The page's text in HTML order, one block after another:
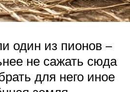
один из пионов –
не сажать сюда
для него иное